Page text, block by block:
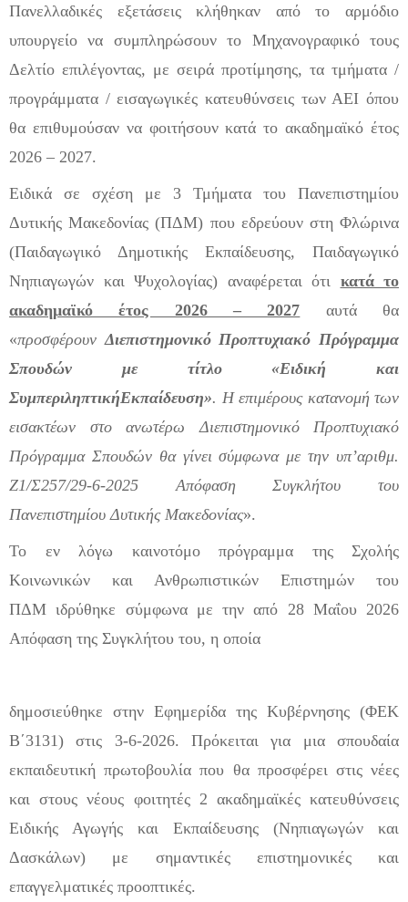
Πανελλαδικές εξετάσεις κλήθηκαν από το αρμόδιο
υπουργείο να συμπληρώσουν το Μηχανογραφικό τους
Δελτίο επιλέγοντας, με σειρά προτίμησης, τα τμήματα /
προγράμματα / εισαγωγικές κατευθύνσεις των ΑΕΙ όπου
θα επιθυμούσαν να φοιτήσουν κατά το ακαδημαϊκό έτος
2026 – 2027.
Ειδικά σε σχέση με 3 Τμήματα του Πανεπιστημίου
Δυτικής Μακεδονίας (ΠΔΜ) που εδρεύουν στη Φλώρινα
(Παιδαγωγικό Δημοτικής Εκπαίδευσης, Παιδαγωγικό
Νηπιαγωγών και Ψυχολογίας) αναφέρεται ότι κατά το
ακαδημαϊκό έτος 2026 – 2027 αυτά θα
«προσφέρουν Διεπιστημονικό Προπτυχιακό Πρόγραμμα
Σπουδών με τίτλο «Ειδική και
ΣυμπεριληπτικήΕκπαίδευση». Η επιμέρους κατανομή των
εισακτέων στο ανωτέρω Διεπιστημονικό Προπτυχιακό
Πρόγραμμα Σπουδών θα γίνει σύμφωνα με την υπ’αριθμ.
Ζ1/Σ257/29-6-2025 Απόφαση Συγκλήτου του
Πανεπιστημίου Δυτικής Μακεδονίας».
Το εν λόγω καινοτόμο πρόγραμμα της Σχολής
Κοινωνικών και Ανθρωπιστικών Επιστημών του
ΠΔΜιδρύθηκε σύμφωνα με την από 28 Μαΐου 2026
Απόφαση της Συγκλήτου του, η οποία
δημοσιεύθηκε στην Εφημερίδα της Κυβέρνησης (ΦΕΚ
Β΄3131) στις 3-6-2026. Πρόκειται για μια σπουδαία
εκπαιδευτική πρωτοβουλία που θα προσφέρει στις νέες
και στους νέους φοιτητές 2 ακαδημαϊκές κατευθύνσεις
Ειδικής Αγωγής και Εκπαίδευσης (Νηπιαγωγών και
Δασκάλων) με σημαντικές επιστημονικές και
επαγγελματικές προοπτικές.